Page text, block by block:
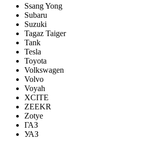
Ssang Yong
Subaru
Suzuki
Tagaz Taiger
Tank
Tesla
Toyota
Volkswagen
Volvo
Voyah
XCITE
ZEEKR
Zotye
ГАЗ
УАЗ